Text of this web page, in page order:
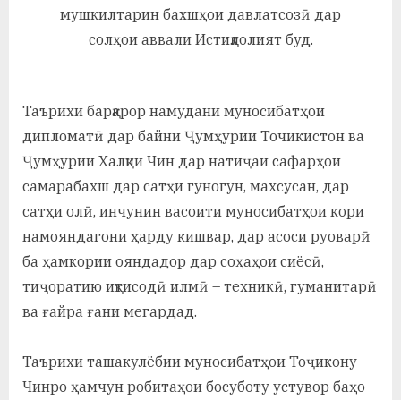
мушкилтарин бахшҳои давлатсозӣ дар
солҳои аввали Истиқлолият буд.
Таърихи барқарор намудани муносибатҳои
дипломатӣ дар байни Ҷумҳурии Точикистон ва
Ҷумҳурии Халқии Чин дар натиҷаи сафарҳои
самарабахш дар сатҳи гуногун, махсусан, дар
сатҳи олӣ, инчунин васоити муносибатҳои кори
намояндагони ҳарду кишвар, дар асоси руоварӣ
ба ҳамкории ояндадор дар соҳаҳои сиёсӣ,
тиҷоратию иқтисодӣ илмӣ – техникӣ, гуманитарӣ
ва ғайра ғани мегардад.
Таърихи ташакулёбии муносибатҳои Тоҷикону
Чинро ҳамчун робитаҳои босуботу устувор баҳо